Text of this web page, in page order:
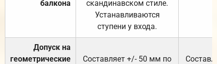
балкона
скандинавском стиле.
Устанавливаются
ступени у входа.
Допуск на
геометрические
Составляет +/- 50 мм по